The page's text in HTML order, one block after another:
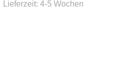
Lieferzeit: 4-5 Wochen